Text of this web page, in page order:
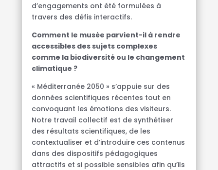
d’engagements ont été formulées à
travers des défis interactifs.
Comment le musée parvient-il à rendre
accessibles des sujets complexes
comme la biodiversité ou le changement
climatique ?
« Méditerranée 2050 » s’appuie sur des
données scientifiques récentes tout en
convoquant les émotions des visiteurs.
Notre travail collectif est de synthétiser
des résultats scientifiques, de les
contextualiser et d’introduire ces contenus
dans des dispositifs pédagogiques
attractifs et si possible sensibles afin qu’ils